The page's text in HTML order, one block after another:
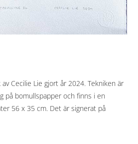
av Cecilie Lie gjort år 2024. Tekniken är
på bomullspapper och finns i en
56 x 35 cm. Det är signerat på